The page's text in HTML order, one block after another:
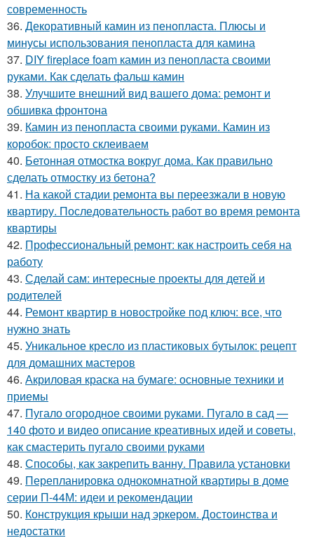
современность
36. Декоративный камин из пенопласта. Плюсы и
минусы использования пенопласта для камина
37. DIY fireplace foam камин из пенопласта своими
руками. Как сделать фальш камин
38. Улучшите внешний вид вашего дома: ремонт и
обшивка фронтона
39. Камин из пенопласта своими руками. Камин из
коробок: просто склеиваем
40. Бетонная отмостка вокруг дома. Как правильно
сделать отмостку из бетона?
41. На какой стадии ремонта вы переезжали в новую
квартиру. Последовательность работ во время ремонта
квартиры
42. Профессиональный ремонт: как настроить себя на
работу
43. Сделай сам: интересные проекты для детей и
родителей
44. Ремонт квартир в новостройке под ключ: все, что
нужно знать
45. Уникальное кресло из пластиковых бутылок: рецепт
для домашних мастеров
46. Акриловая краска на бумаге: основные техники и
приемы
47. Пугало огородное своими руками. Пугало в сад —
140 фото и видео описание креативных идей и советы,
как смастерить пугало своими руками
48. Способы, как закрепить ванну. Правила установки
49. Перепланировка однокомнатной квартиры в доме
серии П-44М: идеи и рекомендации
50. Конструкция крыши над эркером. Достоинства и
недостатки